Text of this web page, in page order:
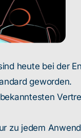
heute bei der
geworden.
zu jedem